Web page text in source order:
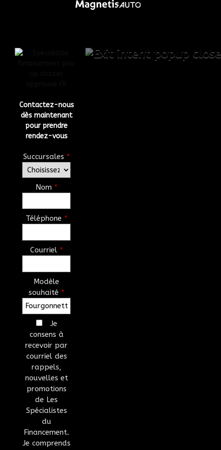
Contactez-nous
dès maintenant
pour prendre
rendez-vous
Succursales *
Nom *
Téléphone *
Courriel *
Modèle
souhaité *
Je
consens à
recevoir par
courriel des
rappels,
nouvelles et
promotions
de Les
Spécialistes
du
Financement.
Je comprends